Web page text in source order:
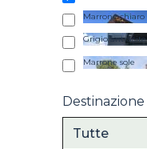
Marrone chiaro
Grigio antracite
Marrone sole
Destinazione